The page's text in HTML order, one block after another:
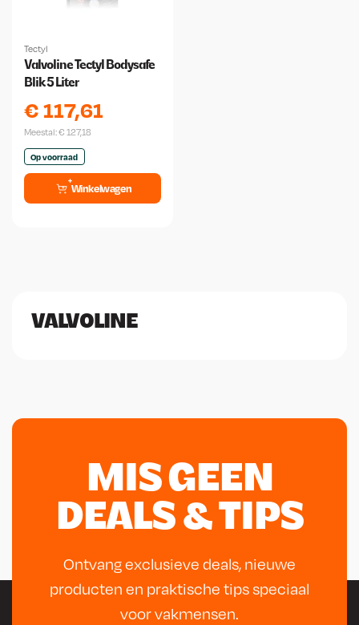
Tectyl
Valvoline Tectyl Bodysafe
Blik 5 Liter
€117,61
Meestal:€ 127,18
Op voorraad
Winkelwagen
VALVOLINE
MIS GEEN
DEALS & TIPS
Ontvang exclusieve deals, nieuwe
producten en praktische tips speciaal
voor vakmensen.